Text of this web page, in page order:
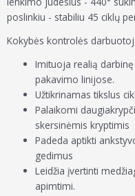
poslinkiu - stabiliu 45 ciklų
Kokybės kontrolės
Imituoja realią
pakavimo linijose.
Užtikrinamas tikslus
Palaikomi
skersinėmis kryptimis
Padeda aptikti
gedimus
Leidžia įvertinti
apimtimi.